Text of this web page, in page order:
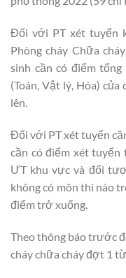
Đối với PT xét tuyển
Phòng cháy Chữa
sinh cần có điểm
(Toán, Vật lý, Hóa)
lên.
Đối với PT xét tuyển
cần có điểm xét tuyển
ƯT khu vực và đối
không có môn thi nào
điểm trở xuống.
Theo thông báo trước
cháy chữa cháy đợt 1